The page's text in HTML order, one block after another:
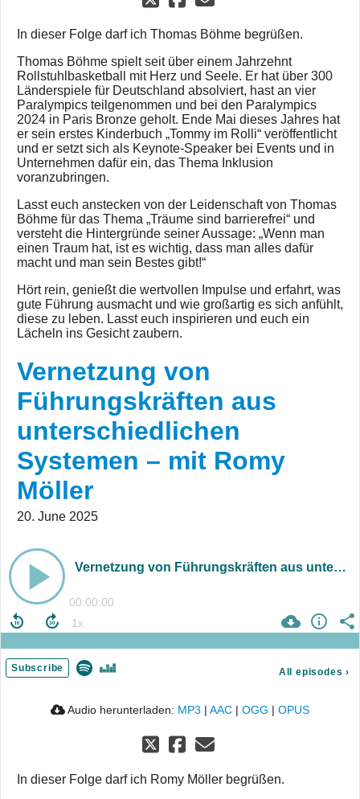
In dieser Folge darf ich Thomas Böhme begrüßen.
Thomas Böhme spielt seit über einem Jahrzehnt
Rollstuhlbasketball mit Herz und Seele. Er hat über 300
Länderspiele für Deutschland absolviert, hast an vier
Paralympics teilgenommen und bei den Paralympics
2024 in Paris Bronze geholt. Ende Mai dieses Jahres hat
er sein erstes Kinderbuch „Tommy im Rolli“ veröffentlicht
und er setzt sich als Keynote-Speaker bei Events und in
Unternehmen dafür ein, das Thema Inklusion
voranzubringen.
Lasst euch anstecken von der Leidenschaft von Thomas
Böhme für das Thema „Träume sind barrierefrei“ und
versteht die Hintergründe seiner Aussage: „Wenn man
einen Traum hat, ist es wichtig, dass man alles dafür
macht und man sein Bestes gibt!“
Hört rein, genießt die wertvollen Impulse und erfahrt, was
gute Führung ausmacht und wie großartig es sich anfühlt,
diese zu leben. Lasst euch inspirieren und euch ein
Lächeln ins Gesicht zaubern.
Vernetzung von
Führungskräften aus
unterschiedlichen
Systemen – mit Romy
Möller
20. June 2025
Vernetzung von Führungskräften aus unterschiedlichen Systemen – mit Romy Möller
00:00:00
Subscribe All episodes ›
Audio herunterladen: MP3 | AAC | OGG | OPUS
In dieser Folge darf ich Romy Möller begrüßen.